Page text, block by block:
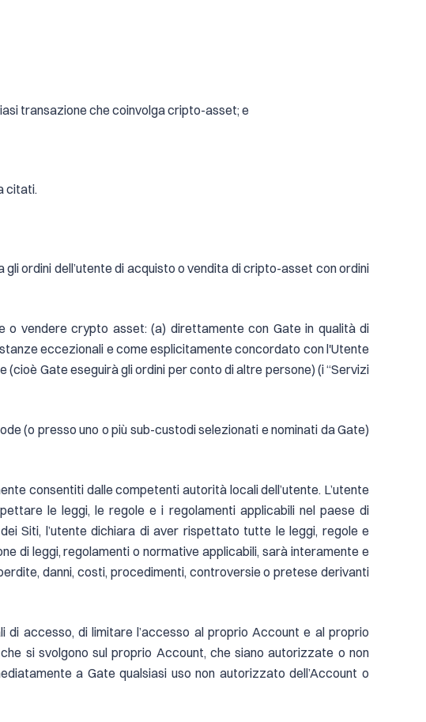
transazione che coinvolga cripto-asset; e
citati.
ordini dell’utente di acquisto o vendita di cripto-asset con ordini
o vendere crypto asset: (a) direttamente con Gate in qualità di
eccezionali e come esplicitamente concordato con l'Utente
Gate eseguirà gli ordini per conto di altre persone) (i “Servizi
(o presso uno o più sub-custodi selezionati e nominati da Gate)
consentiti dalle competenti autorità locali dell’utente. L’utente
le leggi, le regole e i regolamenti applicabili nel paese di
Siti, l’utente dichiara di aver rispettato tutte le leggi, regole e
di leggi, regolamenti o normative applicabili, sarà interamente e
danni, costi, procedimenti, controversie o pretese derivanti
accesso, di limitare l’accesso al proprio Account e al proprio
si svolgono sul proprio Account, che siano autorizzate o non
a Gate qualsiasi uso non autorizzato dell’Account o